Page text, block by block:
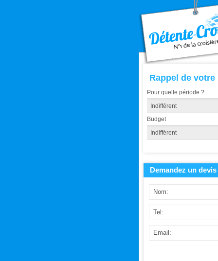
Rappel de
Pour quelle période ?
Budget
Demandez un